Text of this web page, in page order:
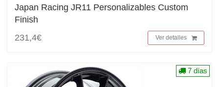
Japan Racing JR11 Personalizables Custom
Finish
231,4€
Ver detalles
7 días